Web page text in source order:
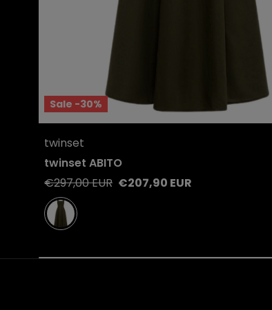
Sale -30%
twinset
twinset ABITO
Regular
price
€297,00 EUR Sale
€207,90 EUR